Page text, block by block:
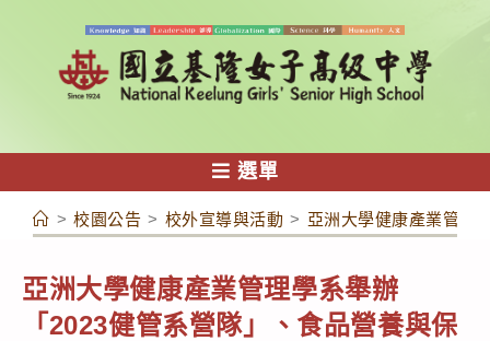
容
選單
> 校園公告 > 校外宣導與活動 > 亞洲大學健康產業管理
亞洲大學健康產業管理學系舉辦
「2023健管系營隊」、食品營養與保